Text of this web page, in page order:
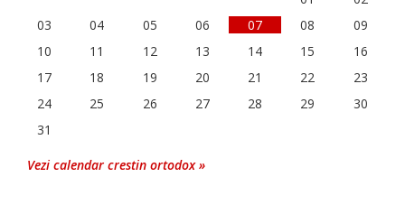
03
04 05 06 07 08
09
10
11 12 13 14 15
16
17
18 19 20 21 22
23
24
25 26 27 28 29
30
31
Vezi calendar crestin ortodox »